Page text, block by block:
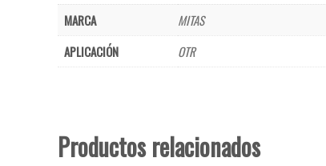
MARCA
MITAS
APLICACIÓN
OTR
Productos relacionados